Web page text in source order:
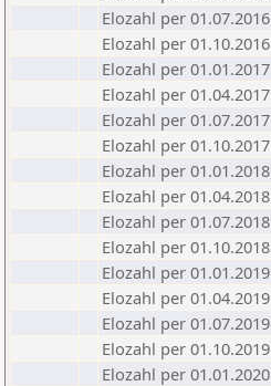
Elozahl per 01.07.2016
Elozahl per 01.10.2016
Elozahl per 01.01.2017
Elozahl per 01.04.2017
Elozahl per 01.07.2017
Elozahl per 01.10.2017
Elozahl per 01.01.2018
Elozahl per 01.04.2018
Elozahl per 01.07.2018
Elozahl per 01.10.2018
Elozahl per 01.01.2019
Elozahl per 01.04.2019
Elozahl per 01.07.2019
Elozahl per 01.10.2019
Elozahl per 01.01.2020